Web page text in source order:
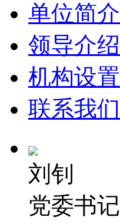
单位简介
领导介绍
机构设置
联系我们
刘钊
党委书记